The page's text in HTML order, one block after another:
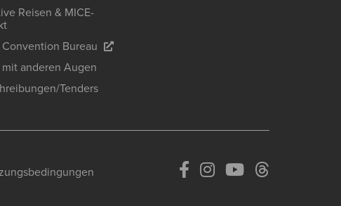
Reisen & MICE-
Bureau
mit anderen Augen
Tenders